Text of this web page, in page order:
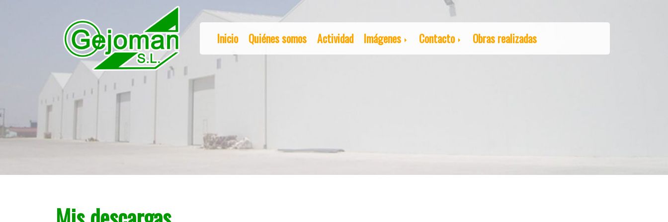
Inicio Quiénes somos Actividad Imágenes Contacto Obras realizadas